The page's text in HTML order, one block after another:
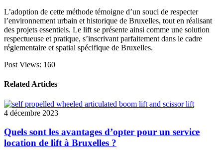
L’adoption de cette méthode témoigne d’un souci de respecter
l’environnement urbain et historique de Bruxelles, tout en réalisant
des projets essentiels. Le lift se présente ainsi comme une solution
respectueuse et pratique, s’inscrivant parfaitement dans le cadre
réglementaire et spatial spécifique de Bruxelles.
Post Views: 160
Related Articles
4 décembre 2023
Quels sont les avantages d’opter pour un service
location de lift à Bruxelles ?